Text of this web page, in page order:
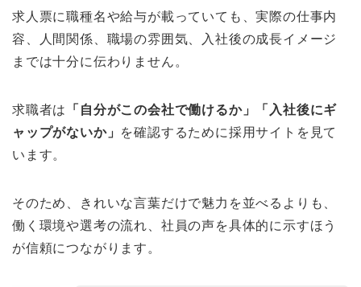
求人票に職種名や給与が載っていても、実際の仕事内
容、人間関係、職場の雰囲気、入社後の成長イメージ
までは十分に伝わりません。
求職者は
「自分がこの会社で働けるか」「入社後にギ
ャップがないか」 を確認するために採用サイトを見て
います。
そのため、きれいな言葉だけで魅力を並べるよりも、
働く環境や選考の流れ、社員の声を具体的に示すほう
が信頼につながります。